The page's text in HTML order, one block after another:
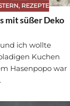
, REZEPTE
mit süßer Deko
ich wollte
Kuchen
Hasenpopo war